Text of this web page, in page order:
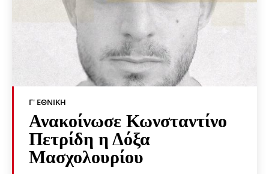
Γ' ΕΘΝΙΚΉ
Ανακοίνωσε Κωνσταντίνο
Πετρίδη η Δόξα
Μασχολουρίου